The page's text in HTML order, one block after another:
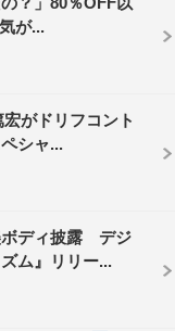
が...
がドリフコント
シャ...
ボディ披露 デジ
ム』リリー...